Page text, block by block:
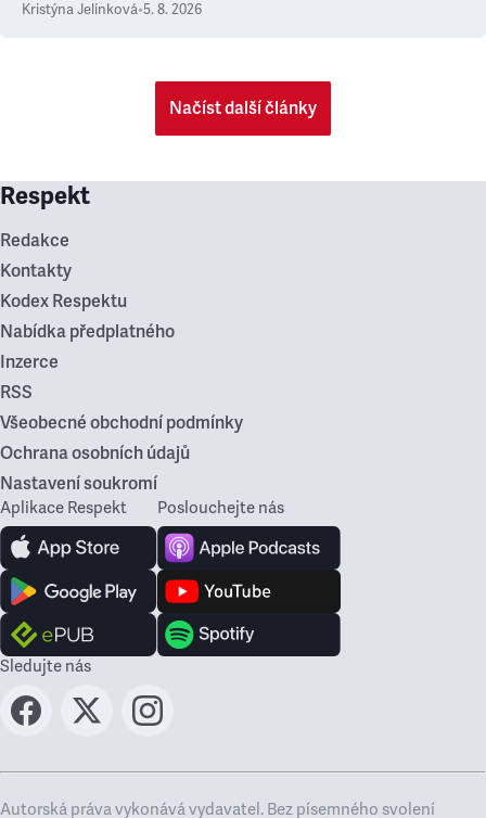
Kristýna Jelínková•5. 8. 2026
Načíst další články
Respekt
Redakce
Kontakty
Kodex Respektu
Nabídka předplatného
Inzerce
RSS
Všeobecné obchodní podmínky
Ochrana osobních údajů
Nastavení soukromí
Aplikace Respekt Poslouchejte nás
Sledujte nás
Autorská práva vykonává vydavatel. Bez písemného svolení